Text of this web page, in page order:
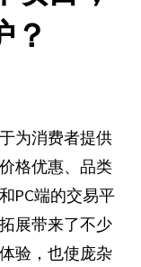
？
为消费者提供
格优惠、品类
PC端的交易平
展带来了不少
验，也使庞杂